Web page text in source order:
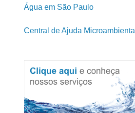
Água em São Paulo
Central de Ajuda Microambiental